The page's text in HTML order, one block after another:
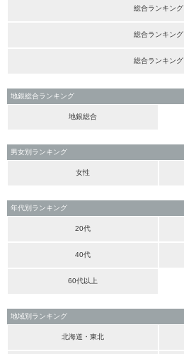
総合ランキング
総合ランキング
総合ランキング
地銀総合ランキング
地銀総合
男女別ランキング
女性
年代別ランキング
20代
40代
60代以上
地域別ランキング
北海道・東北